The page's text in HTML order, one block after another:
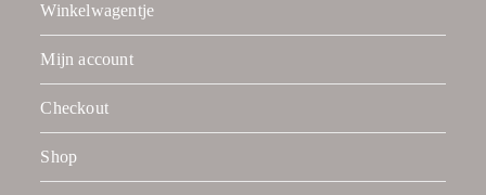
Winkelwagentje
Mijn account
Checkout
Shop